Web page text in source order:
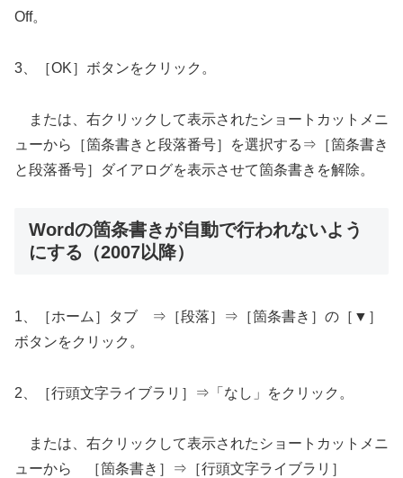
Off。
3、［OK］ボタンをクリック。
または、右クリックして表示されたショートカットメニ
ューから［箇条書きと段落番号］を選択する⇒［箇条書き
と段落番号］ダイアログを表示させて箇条書きを解除。
Wordの箇条書きが自動で行われないよう
にする（2007以降）
1、［ホーム］タブ ⇒［段落］⇒［箇条書き］の［▼］
ボタンをクリック。
2、［行頭文字ライブラリ］⇒「なし」をクリック。
または、右クリックして表示されたショートカットメニ
ューから ［箇条書き］⇒［行頭文字ライブラリ］